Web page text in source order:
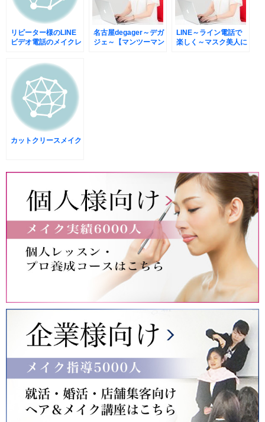
リピーター様のLINE
ビデオ電話のメイクレ
名古屋degager～デガ
ジェ～【マンツーマン
LINE～ライン電話で
楽しく～マスク美人に
カットクリースメイク